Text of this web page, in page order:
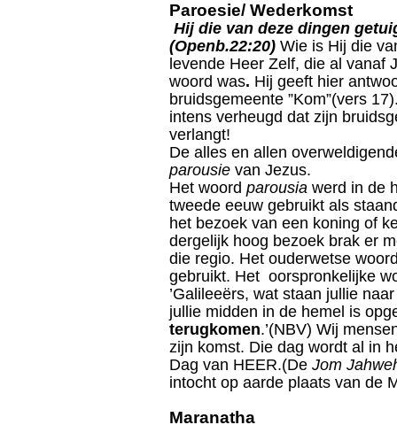
Paroesie/ Wederkomst
Hij die van deze dingen
(Openb.22:20) Wie is Hij die
levende Heer Zelf, die al vanaf
woord was. Hij geeft hier
bruidsgemeente ”Kom”(vers
intens verheugd dat zijn
verlangt!
De alles en allen
parousie van Jezus.
Het woord parousia werd in de
tweede eeuw gebruikt als
het bezoek van een koning of
dergelijk hoog bezoek brak er
die regio. Het ouderwetse
gebruikt. Het oorspronkelijke
’Galileeërs, wat staan jullie
jullie midden in de hemel is
terugkomen.’(NBV) Wij
zijn komst. Die dag wordt al in
Dag van HEER.(De Jom
intocht op aarde plaats van de
Maranatha